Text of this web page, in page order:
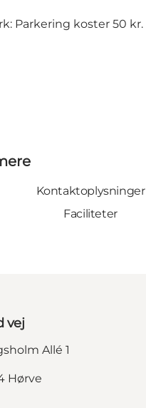
Parkering koster 50 kr.
Kontaktoplysninger
Faciliteter
vej
Allé 1
Hørve